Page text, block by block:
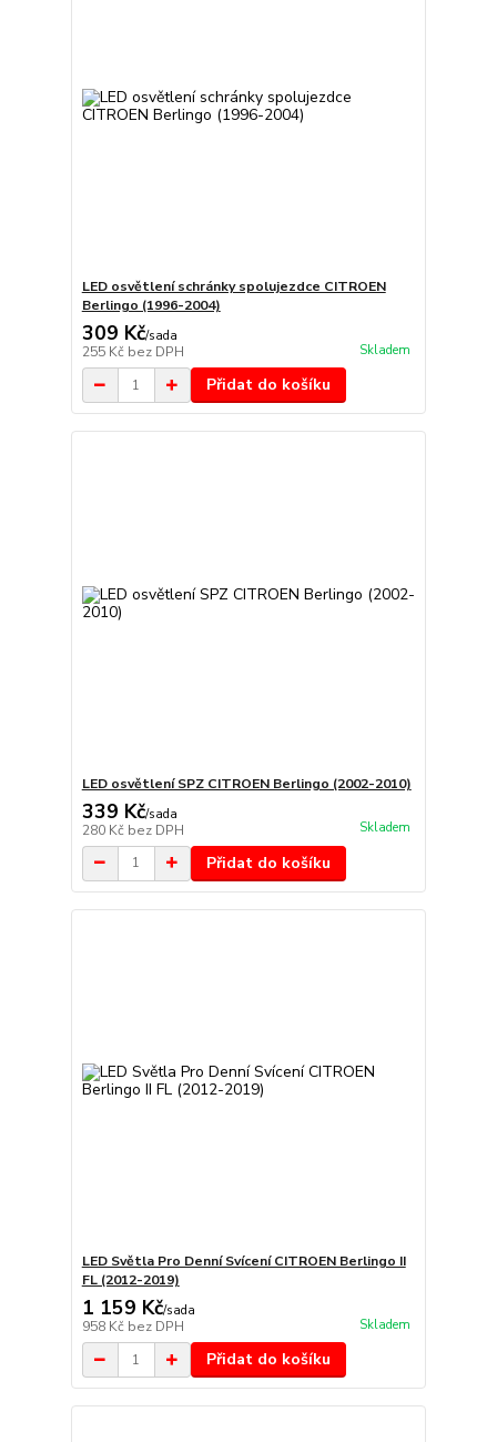
LED osvětlení schránky spolujezdce CITROEN
Berlingo (1996-2004)
309 Kč/sada
255 Kč bez DPH Skladem
Přidat do košíku
LED osvětlení SPZ CITROEN Berlingo (2002-2010)
339 Kč/sada
280 Kč bez DPH Skladem
Přidat do košíku
LED Světla Pro Denní Svícení CITROEN Berlingo II
FL (2012-2019)
1 159 Kč/sada
958 Kč bez DPH Skladem
Přidat do košíku